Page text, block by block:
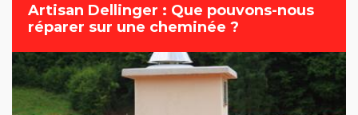
Artisan Dellinger : Que pouvons-nous
réparer sur une cheminée ?